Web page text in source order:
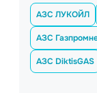
АЗС ЛУКОЙЛ
АЗС
АЗС DiktisGAS